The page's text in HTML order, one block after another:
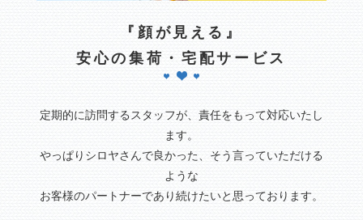
『顔が見える』
安心の集荷・宅配サービス
定期的に訪問するスタッフが、責任をもって対応いたし
ます。
やっぱりシロヤさんで良かった、そう言っていただける
ような
お客様のパートナーであり続けたいと思っております。